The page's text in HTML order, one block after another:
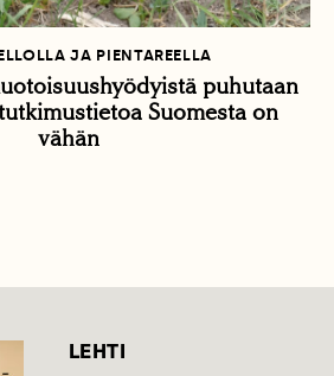
JA PIENTAREELLA
puhutaan
Suomesta on
vähän
LEHTI